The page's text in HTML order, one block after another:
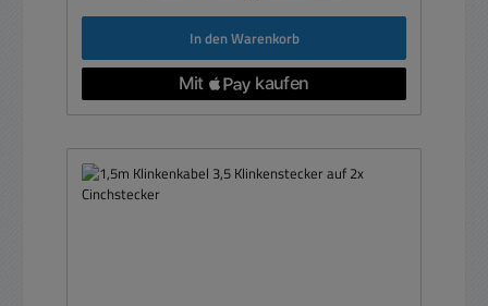
In den Warenkorb